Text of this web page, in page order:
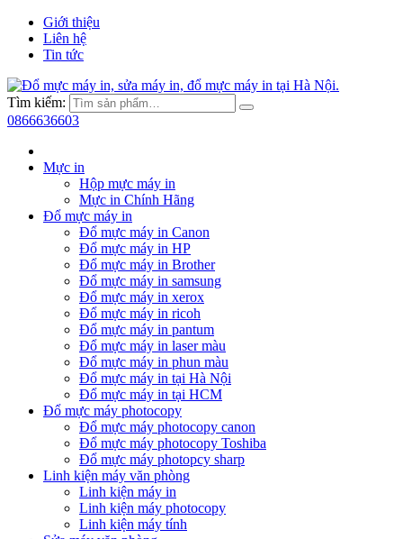
Giới thiệu
Liên hệ
Tin tức
Tìm kiếm:
0866636603
Mực in
Hộp mực máy in
Mực in Chính Hãng
Đổ mực máy in
Đổ mực máy in Canon
Đổ mực máy in HP
Đổ mực máy in Brother
Đổ mực máy in samsung
Đổ mực máy in xerox
Đổ mực máy in ricoh
Đổ mực máy in pantum
Đổ mực máy in laser màu
Đổ mực máy in phun màu
Đổ mực máy in tại Hà Nội
Đổ mực máy in tại HCM
Đổ mực máy photocopy
Đổ mực máy photocopy canon
Đổ mực máy photocopy Toshiba
Đổ mực máy photopcy sharp
Linh kiện máy văn phòng
Linh kiện máy in
Linh kiện máy photocopy
Linh kiện máy tính